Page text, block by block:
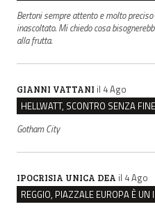
Bertoni sempre attento e molto
inascoltato. Mi chiedo cosa
alla frutta.
GIANNI VATTANI il 4 Ago
Gotham City
IPOCRISIA UNICA DEA il 4 Ago